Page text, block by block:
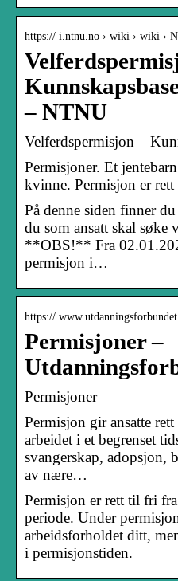
https:// i.ntnu.no › wiki › wiki ›
– NTNU
Velferdspermisjon –
Permisjoner. Et
kvinne. Permisjon er
På denne siden finner
du som ansatt skal søke
**OBS!** Fra
permisjon i…
https://
Permisjoner –
Permisjoner
Permisjon gir ansatte
arbeidet i et begrenset
svangerskap, adopsjon,
av nære…
Permisjon er rett til fri
periode. Under
arbeidsforholdet ditt,
i permisjonstiden.